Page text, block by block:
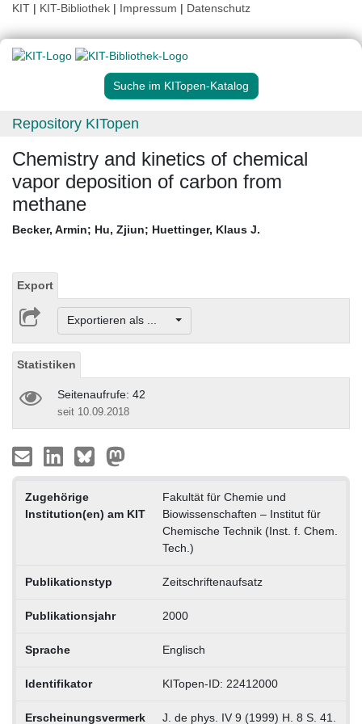
KIT | KIT-Bibliothek | Impressum | Datenschutz
Suche im KITopen-Katalog
Repository KITopen
Chemistry and kinetics of chemical
vapor deposition of carbon from
methane
Becker, Armin; Hu, Zjiun; Huettinger, Klaus J.
Export
Exportieren als ...
Statistiken
Seitenaufrufe: 42
seit 10.09.2018
Zugehörige
Institution(en) am KIT
Fakultät für Chemie und
Biowissenschaften – Institut für
Chemische Technik (Inst. f. Chem.
Tech.)
Publikationstyp Zeitschriftenaufsatz
Publikationsjahr 2000
Sprache Englisch
Identifikator KITopen-ID: 22412000
Erscheinungsvermerk J. de phys. IV 9 (1999) H. 8 S. 41.